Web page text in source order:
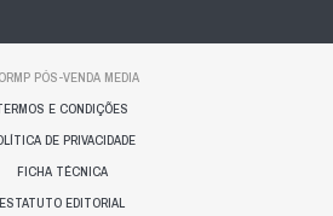
PÓS-VENDA MEDIA
E CONDIÇÕES
DE PRIVACIDADE
FICHA TÉCNICA
ESTATUTO EDITORIAL